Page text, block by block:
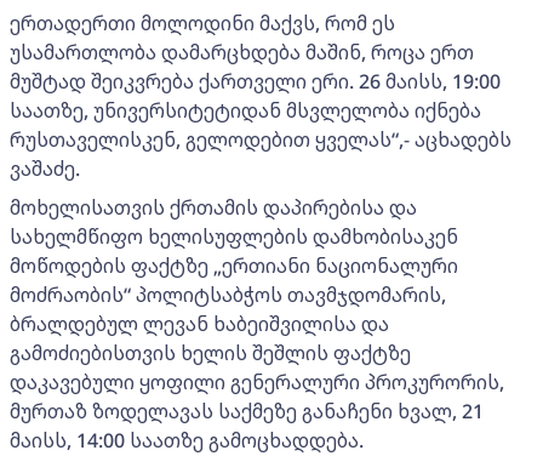
ერთადერთი მოლოდინი მაქვს, რომ ეს
უსამართლობა დამარცხდება მაშინ, როცა ერთ
მუშტად შეიკვრება ქართველი ერი. 26 მაისს, 19:00
საათზე, უნივერსიტეტიდან მსვლელობა იქნება
რუსთაველისკენ, გელოდებით ყველას“,- აცხადებს
ვაშაძე.
მოხელისათვის ქრთამის დაპირებისა და
სახელმწიფო ხელისუფლების დამხობისაკენ
მოწოდების ფაქტზე „ერთიანი ნაციონალური
მოძრაობის“ პოლიტსაბჭოს თავმჯდომარის,
ბრალდებულ ლევან ხაბეიშვილისა და
გამოძიებისთვის ხელის შეშლის ფაქტზე
დაკავებული ყოფილი გენერალური პროკურორის,
მურთაზ ზოდელავას საქმეზე განაჩენი ხვალ, 21
მაისს, 14:00 საათზე გამოცხადდება.